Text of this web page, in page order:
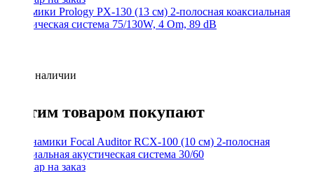
Динамики Prology PX-130 (13 см) 2-полосная коаксиальная
акустическая система 75/130W, 4 Om, 89 dB
Нет в наличии
С этим товаром покупают